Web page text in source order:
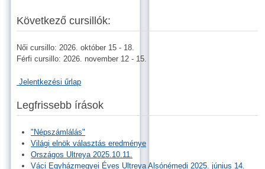
Következő cursillók:
Női cursillo: 2026. október 15 - 18.
Férfi cursillo: 2026. november 12 - 15.
Jelentkezési űrlap
Legfrissebb írások
"Népszámlálás"
Világi elnök választás eredménye
Országos Ultreya 2025.10.11.
Váci Egyházmegyei Éves Ultreya Alsónémedi 2025. június 14.